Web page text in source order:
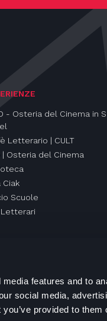
features and to
social media,
provided to them
- Osteria del Cinema in
Letterario | CULT
| Osteria del Cinema
Ciak
Scuole